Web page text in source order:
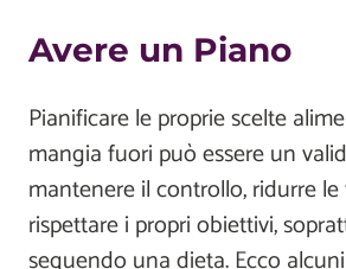
Avere un Piano
Pianificare le proprie scelte
mangia fuori può essere un
mantenere il controllo, ridurre
rispettare i propri obiettivi,
seguendo una dieta. Ecco